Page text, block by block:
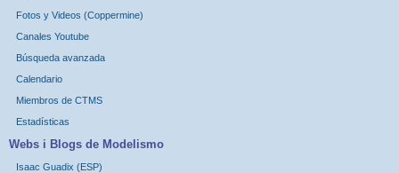
Fotos y Videos (Coppermine)
Canales Youtube
Búsqueda avanzada
Calendario
Miembros de CTMS
Estadísticas
Webs i Blogs de Modelismo
Isaac Guadix (ESP)